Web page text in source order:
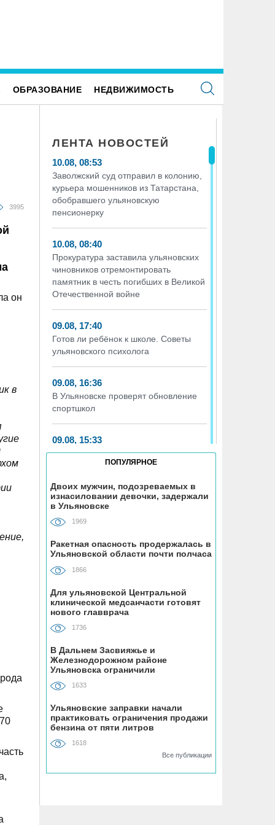
ОБРАЗОВАНИЕ НЕДВИЖИМОСТЬ
3995
он
в
ЛЕНТА НОВОСТЕЙ
10.08, 08:53
Заволжский суд отправил в колонию,
курьера мошенников из Татарстана,
обобравшего ульяновскую
пенсионерку
10.08, 08:40
Прокуратура заставила ульяновских
чиновников отремонтировать
памятник в честь погибших в Великой
Отечественной войне
09.08, 17:40
Готов ли ребёнок к школе. Советы
ульяновского психолога
09.08, 16:36
В Ульяновске проверят обновление
спортшкол
09.08, 15:33
В ульяновских многоэтажках
заменили 90 лифтов
09.08, 14:29
Какие сети водоснабжения и
канализации в Ульяновске приводят в
09.08, 12:25
сезону
09.08, 11:18
100 дворов
09.08, 10:18
165 ульяновских сирот обеспечили
жильём
09.08, 10:00
Для каждого четвёртого ульяновца
подарок в жизни
ПОПУЛЯРНОЕ
Двоих мужчин, подозреваемых в
изнасиловании девочки, задержали
в Ульяновске
1969
Ракетная опасность продержалась в
Ульяновской области почти полчаса
1866
Для ульяновской Центральной
клинической медсанчасти готовят
нового главврача
1736
В Дальнем Засвияжье и
Железнодорожном районе
Ульяновска ограничили
водоснабжение на сутки
1633
Ульяновские заправки начали
практиковать ограничения продажи
бензина от пяти литров
1618
Все публикации